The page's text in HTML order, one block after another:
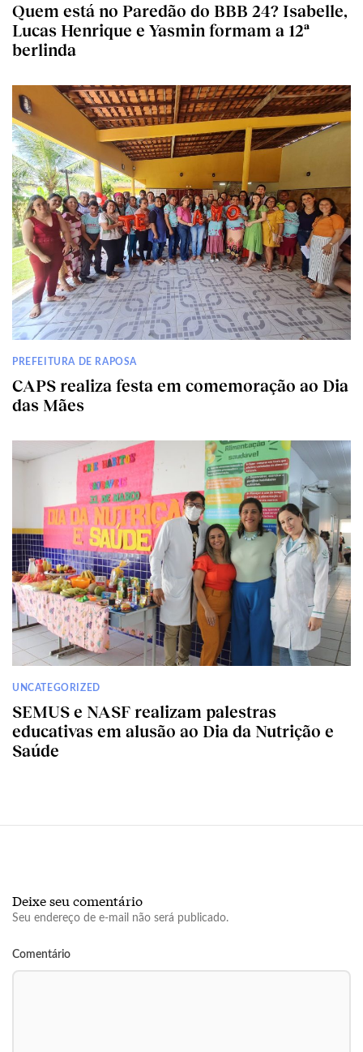
Quem está no Paredão do BBB 24? Isabelle,
Lucas Henrique e Yasmin formam a 12ª
berlinda
PREFEITURA DE RAPOSA
CAPS realiza festa em comemoração ao Dia
das Mães
UNCATEGORIZED
SEMUS e NASF realizam palestras
educativas em alusão ao Dia da Nutrição e
Saúde
Deixe seu comentário
Seu endereço de e-mail não será publicado.
Comentário